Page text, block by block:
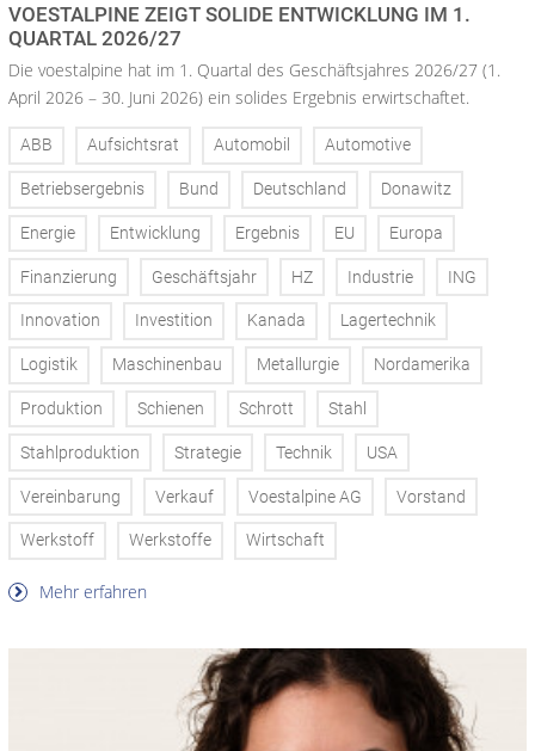
VOESTALPINE ZEIGT SOLIDE ENTWICKLUNG IM 1.
QUARTAL 2026/27
Die voestalpine hat im 1. Quartal des Geschäftsjahres 2026/27 (1.
April 2026 – 30. Juni 2026) ein solides Ergebnis erwirtschaftet.
ABB Aufsichtsrat Automobil Automotive
Betriebsergebnis Bund Deutschland Donawitz
Energie Entwicklung Ergebnis EU Europa
Finanzierung Geschäftsjahr HZ Industrie ING
Innovation Investition Kanada Lagertechnik
Logistik Maschinenbau Metallurgie Nordamerika
Produktion Schienen Schrott Stahl
Stahlproduktion Strategie Technik USA
Vereinbarung Verkauf Voestalpine AG Vorstand
Werkstoff Werkstoffe Wirtschaft
Mehr erfahren